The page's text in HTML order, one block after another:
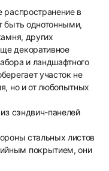
распространение в
быть однотонными,
других
декоративное
и ландшафтного
участок не
но и от любопытных
сэндвич-панелей
стальных листов
покрытием, они